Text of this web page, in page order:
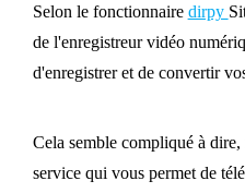
Selon le fonctionnaire dirpy
de l'enregistreur vidéo
d'enregistrer et de convertir
Cela semble compliqué à
service qui vous permet de